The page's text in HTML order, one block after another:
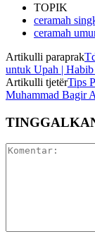
TOPIK
ceramah
ceramah
Artikulli paraprak
untuk Upah |
Artikulli tjetërTips
Muhammad Bagir